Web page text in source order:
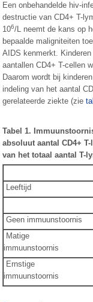
Een onbehandelde hiv-
destructie van CD4+ T-
106/L neemt de kans op
bepaalde maligniteiten
AIDS kenmerkt.
aantallen CD4+ T-cellen
Daarom wordt bij
indeling van het aantal
gerelateerde ziekte (zie
Tabel 1.
absoluut aantal CD4+
van het totaal aantal T-
Leeftijd
Geen immuunstoornis
Matige
immuunstoornis
Ernstige
immuunstoornis